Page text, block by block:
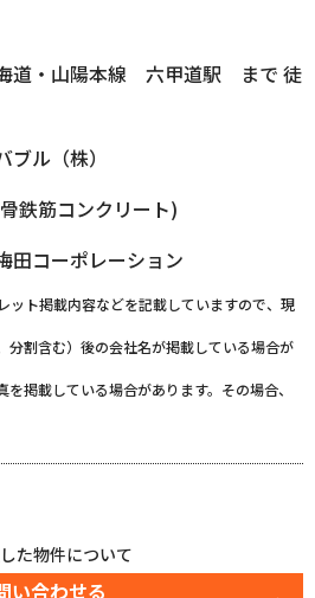
道・山陽本線 六甲道駅 まで 徒
ブル（株）
鉄筋コンクリート)
田コーポレーション
ト掲載内容などを記載していますので、現
割含む）後の会社名が掲載している場合が
掲載している場合があります。その場合、
た物件について
い合わせる